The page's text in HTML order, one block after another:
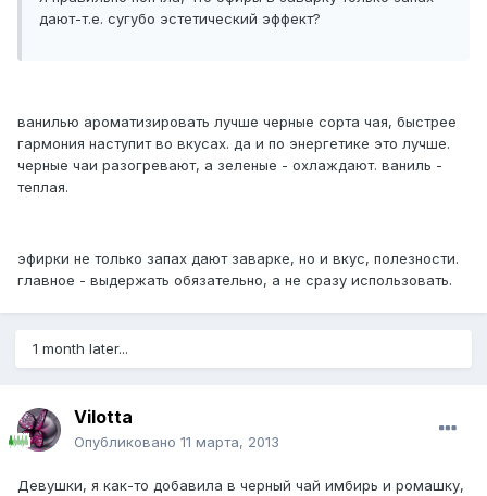
дают-т.е. сугубо эстетический эффект?
ванилью ароматизировать лучше черные сорта чая, быстрее
гармония наступит во вкусах. да и по энергетике это лучше.
черные чаи разогревают, а зеленые - охлаждают. ваниль -
теплая.
эфирки не только запах дают заварке, но и вкус, полезности.
главное - выдержать обязательно, а не сразу использовать.
1 month later...
Vilotta
Опубликовано 11 марта, 2013
Девушки, я как-то добавила в черный чай имбирь и ромашку,